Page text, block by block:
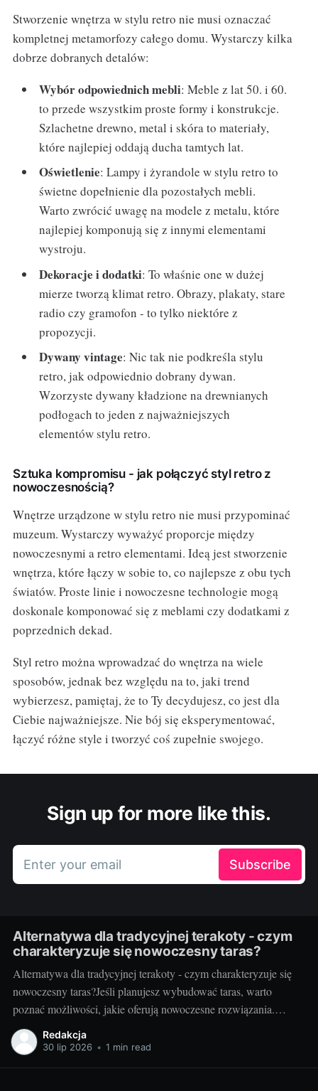
Stworzenie wnętrza w stylu retro nie musi oznaczać
kompletnej metamorfozy całego domu. Wystarczy kilka
dobrze dobranych detalów:
Wybór odpowiednich mebli: Meble z lat 50. i 60.
to przede wszystkim proste formy i konstrukcje.
Szlachetne drewno, metal i skóra to materiały,
które najlepiej oddają ducha tamtych lat.
Oświetlenie: Lampy i żyrandole w stylu retro to
świetne dopełnienie dla pozostałych mebli.
Warto zwrócić uwagę na modele z metalu, które
najlepiej komponują się z innymi elementami
wystroju.
Dekoracje i dodatki: To właśnie one w dużej
mierze tworzą klimat retro. Obrazy, plakaty, stare
radio czy gramofon - to tylko niektóre z
propozycji.
Dywany vintage: Nic tak nie podkreśla stylu
retro, jak odpowiednio dobrany dywan.
Wzorzyste dywany kładzione na drewnianych
podłogach to jeden z najważniejszych
elementów stylu retro.
Sztuka kompromisu - jak połączyć styl retro z
nowoczesnością?
Wnętrze urządzone w stylu retro nie musi przypominać
muzeum. Wystarczy wyważyć proporcje między
nowoczesnymi a retro elementami. Ideą jest stworzenie
wnętrza, które łączy w sobie to, co najlepsze z obu tych
światów. Proste linie i nowoczesne technologie mogą
doskonale komponować się z meblami czy dodatkami z
poprzednich dekad.
Styl retro można wprowadzać do wnętrza na wiele
sposobów, jednak bez względu na to, jaki trend
wybierzesz, pamiętaj, że to Ty decydujesz, co jest dla
Ciebie najważniejsze. Nie bój się eksperymentować,
łączyć różne style i tworzyć coś zupełnie swojego.
Sign up for more like this.
Enter your email Subscribe
Alternatywa dla tradycyjnej terakoty - czym
charakteryzuje się nowoczesny taras?
Alternatywa dla tradycyjnej terakoty - czym charakteryzuje się
nowoczesny taras?Jeśli planujesz wybudować taras, warto
poznać możliwości, jakie oferują nowoczesne rozwiązania.
Można przecież zdecydować się na coś więcej niż tylko
tradycyjną terakotę. Ale jak wygląda nowoczesny taras i dlaczego
Redakcja
30 lip 2026 • 1 min read